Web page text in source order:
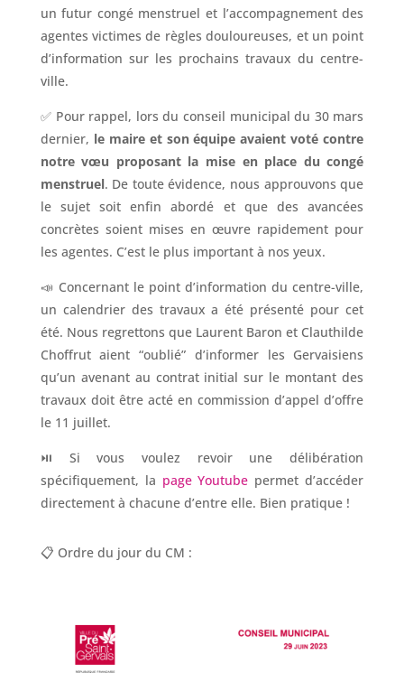
un futur congé menstruel et l’accompagnement des
agentes victimes de règles douloureuses, et un point
d’information sur les prochains travaux du centre-
ville.
✅ Pour rappel, lors du conseil municipal du 30 mars
dernier, le maire et son équipe avaient voté contre
notre vœu proposant la mise en place du congé
menstruel. De toute évidence, nous approuvons que
le sujet soit enfin abordé et que des avancées
concrètes soient mises en œuvre rapidement pour
les agentes. C’est le plus important à nos yeux.
📣 Concernant le point d’information du centre-ville,
un calendrier des travaux a été présenté pour cet
été. Nous regrettons que Laurent Baron et Clauthilde
Choffrut aient “oublié” d’informer les Gervaisiens
qu’un avenant au contrat initial sur le montant des
travaux doit être acté en commission d’appel d’offre
le 11 juillet.
⏯ Si vous voulez revoir une délibération
spécifiquement, la page Youtube permet d’accéder
directement à chacune d’entre elle. Bien pratique !
📋 Ordre du jour du CM :